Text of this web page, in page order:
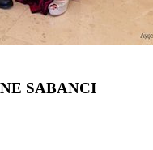
SABANCI